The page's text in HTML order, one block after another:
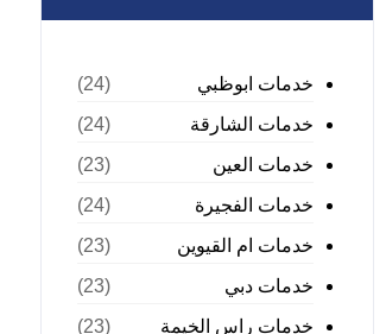
خدمات ابوظبي
(24)
خدمات الشارقة
(24)
خدمات العين
(23)
خدمات الفجيرة
(24)
خدمات ام القيوين
(23)
خدمات دبي
(23)
خدمات راس الخيمة
(23)